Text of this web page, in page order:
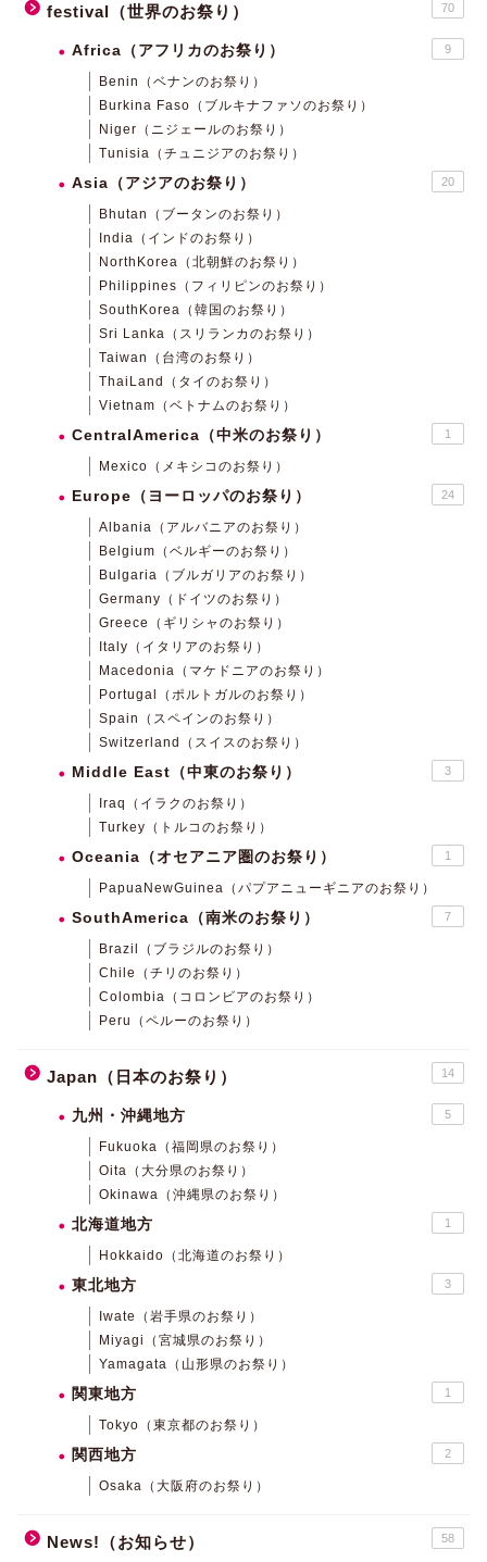
festival（世界のお祭り） 70
Africa（アフリカのお祭り） 9
Benin（ベナンのお祭り）
Burkina Faso（ブルキナファソのお祭り）
Niger（ニジェールのお祭り）
Tunisia（チュニジアのお祭り）
Asia（アジアのお祭り） 20
Bhutan（ブータンのお祭り）
India（インドのお祭り）
NorthKorea（北朝鮮のお祭り）
Philippines（フィリピンのお祭り）
SouthKorea（韓国のお祭り）
Sri Lanka（スリランカのお祭り）
Taiwan（台湾のお祭り）
ThaiLand（タイのお祭り）
Vietnam（ベトナムのお祭り）
CentralAmerica（中米のお祭り） 1
Mexico（メキシコのお祭り）
Europe（ヨーロッパのお祭り） 24
Albania（アルバニアのお祭り）
Belgium（ベルギーのお祭り）
Bulgaria（ブルガリアのお祭り）
Germany（ドイツのお祭り）
Greece（ギリシャのお祭り）
Italy（イタリアのお祭り）
Macedonia（マケドニアのお祭り）
Portugal（ポルトガルのお祭り）
Spain（スペインのお祭り）
Switzerland（スイスのお祭り）
Middle East（中東のお祭り） 3
Iraq（イラクのお祭り）
Turkey（トルコのお祭り）
Oceania（オセアニア圏のお祭り） 1
PapuaNewGuinea（パプアニューギニアのお祭り）
SouthAmerica（南米のお祭り） 7
Brazil（ブラジルのお祭り）
Chile（チリのお祭り）
Colombia（コロンビアのお祭り）
Peru（ペルーのお祭り）
Japan（日本のお祭り） 14
九州・沖縄地方 5
Fukuoka（福岡県のお祭り）
Oita（大分県のお祭り）
Okinawa（沖縄県のお祭り）
北海道地方 1
Hokkaido（北海道のお祭り）
東北地方 3
Iwate（岩手県のお祭り）
Miyagi（宮城県のお祭り）
Yamagata（山形県のお祭り）
関東地方 1
Tokyo（東京都のお祭り）
関西地方 2
Osaka（大阪府のお祭り）
News!（お知らせ） 58